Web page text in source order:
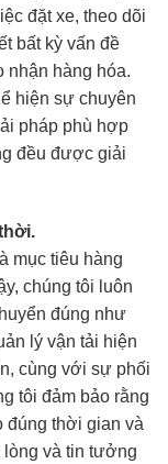
đặt xe, theo dõi
bất kỳ vấn đề
nhận hàng hóa.
hiện sự chuyên
pháp phù hợp
đều được giải
mục tiêu hàng
chúng tôi luôn
đúng như
lý vận tải hiện
cùng với sự phối
tôi đảm bảo rằng
đúng thời gian và
lòng và tin tưởng